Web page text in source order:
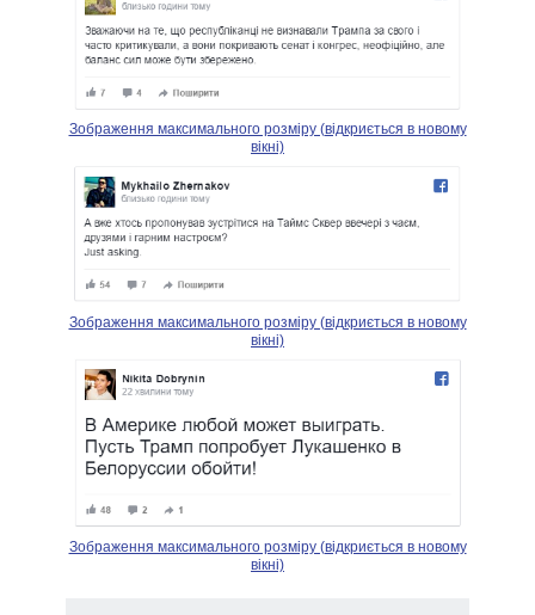
Зображення максимального розміру (відкриється в новому
вікні)
Зображення максимального розміру (відкриється в новому
вікні)
Зображення максимального розміру (відкриється в новому
вікні)